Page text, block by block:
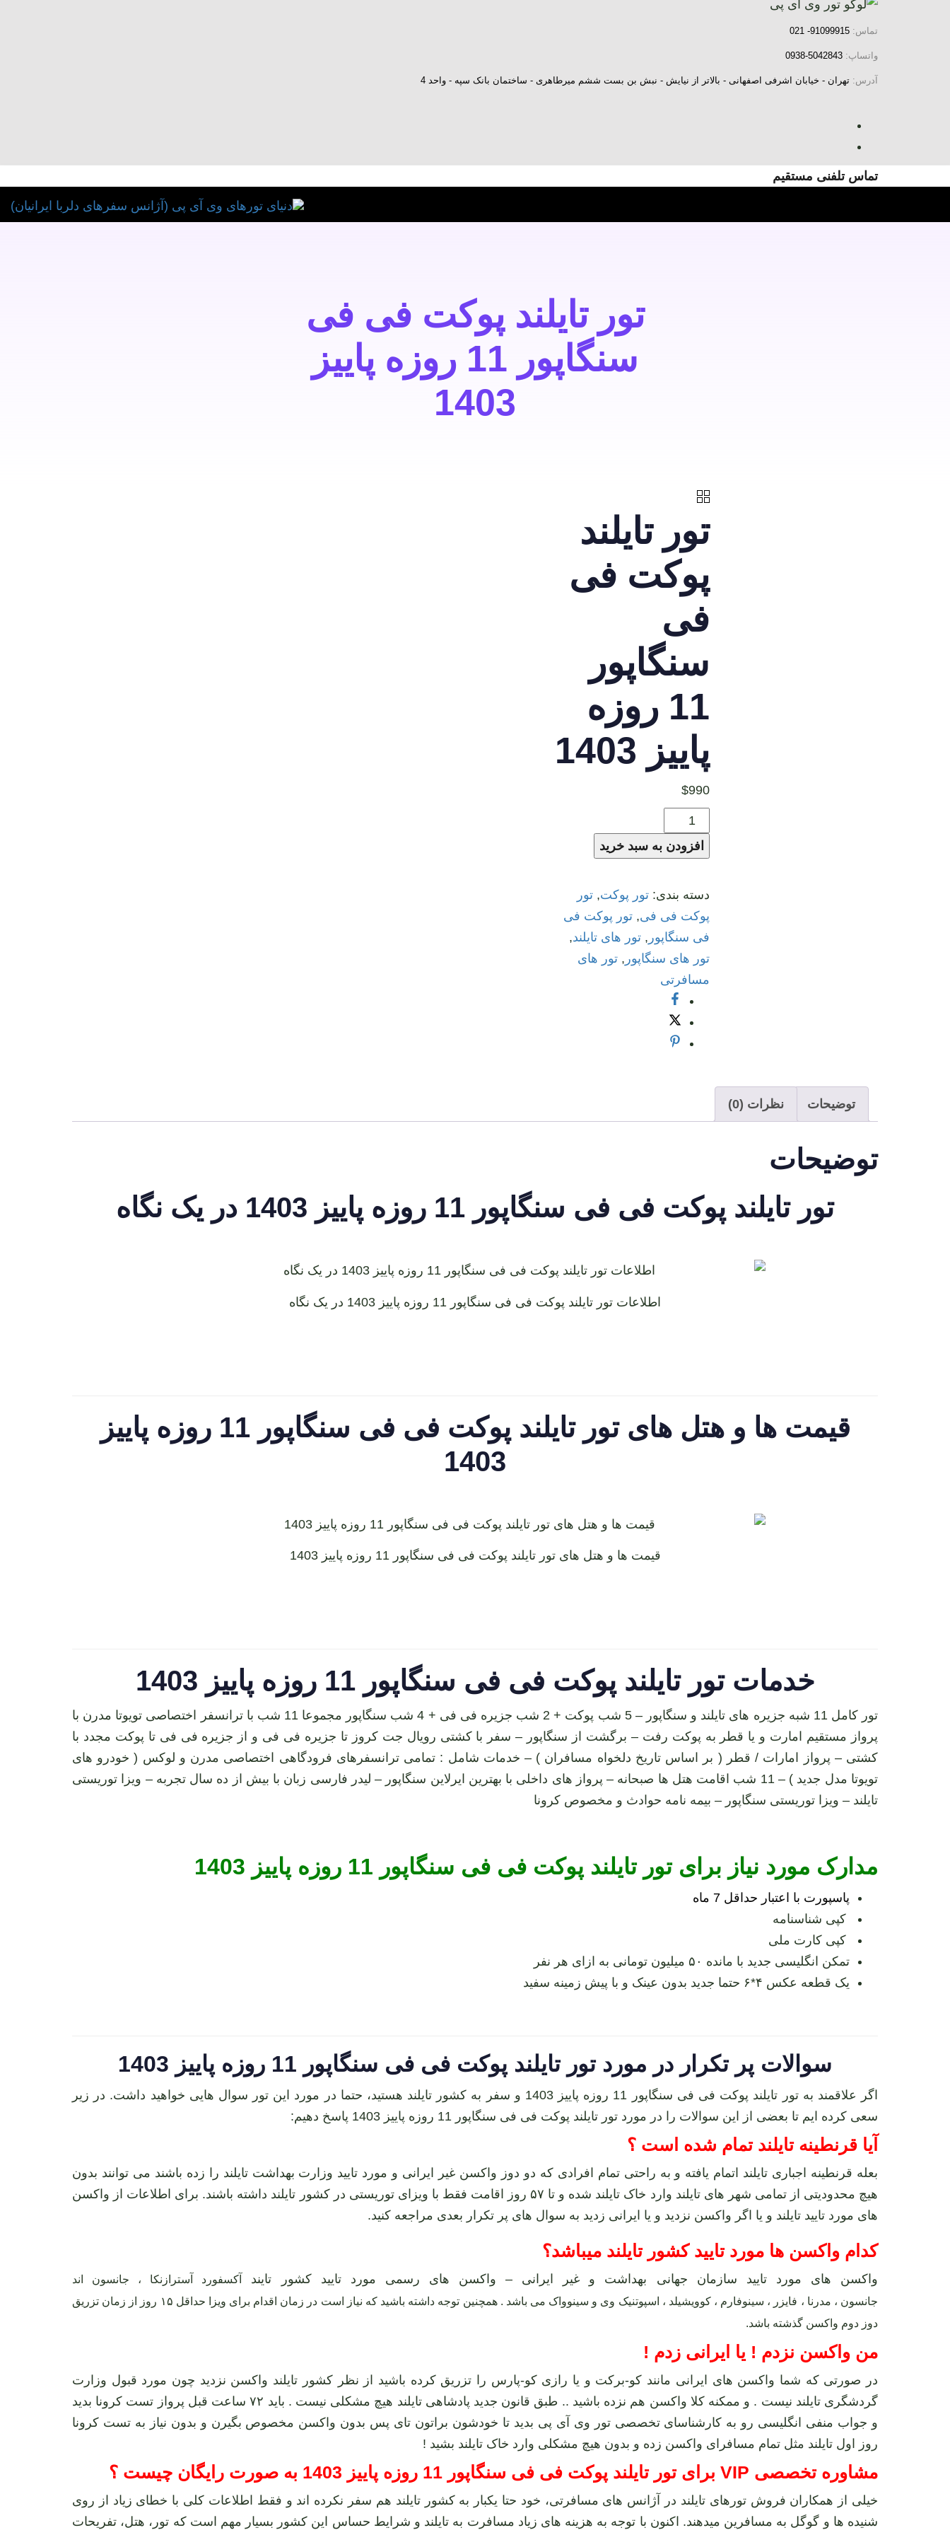
تماس: 91099915- 021
واتساپ: 5042843-0938
آدرس: تهران - خیابان اشرفی اصفهانی - بالاتر از نیایش - نبش بن بست ششم میرطاهری - ساختمان بانک سپه - واحد 4
تماس تلفنی مستقیم
تور تایلند پوکت فی فی
سنگاپور 11 روزه پاییز
1403
تور تایلند
پوکت فی
فی
سنگاپور
11 روزه
پاییز 1403
$990
تایلند
پوکت
فی
سنگاپور
11
روزه
پاییز
افزودن به سبد خرید
دسته بندی: تور پوکت, تور
پوکت فی فی, تور پوکت فی
فی سنگاپور , تور های تایلند,
تور های سنگاپور , تور های
مسافرتی
توضیحات نظرات (0)
توضیحات
تور تایلند پوکت فی فی سنگاپور 11 روزه پاییز 1403 در یک نگاه
اطلاعات تور تایلند پوکت فی فی سنگاپور 11 روزه پاییز 1403 در یک نگاه
قیمت ها و هتل های تور تایلند پوکت فی فی سنگاپور 11 روزه پاییز
1403
قیمت ها و هتل های تور تایلند پوکت فی فی سنگاپور 11 روزه پاییز 1403
خدمات تور تایلند پوکت فی فی سنگاپور 11 روزه پاییز 1403
تور کامل 11 شبه جزیره های تایلند و سنگاپور – 5 شب پوکت + 2 شب جزیره فی فی + 4 شب سنگاپور مجموعا 11 شب با ترانسفر اختصاصی تویوتا مدرن با
پرواز مستقیم امارت و یا قطر به پوکت رفت – برگشت از سنگاپور – سفر با کشتی رویال جت کروز تا جزیره فی فی و از جزیره فی فی تا پوکت مجدد با
کشتی – پرواز امارات / قطر ( بر اساس تاریخ دلخواه مسافران ) – خدمات شامل : تمامی ترانسفرهای فرودگاهی اختصاصی مدرن و لوکس ( خودرو های
تویوتا مدل جدید ) – 11 شب اقامت هتل ها صبحانه – پرواز های داخلی با بهترین ایرلاین سنگاپور – لیدر فارسی زبان با بیش از ده سال تجربه – ویزا توریستی
تایلند – ویزا توریستی سنگاپور – بیمه نامه حوادث و مخصوص کرونا
مدارک مورد نیاز برای تور تایلند پوکت فی فی سنگاپور 11 روزه پاییز 1403
پاسپورت با اعتبار حداقل 7 ماه
کپی شناسنامه
کپی کارت ملی
تمکن انگلیسی جدید با مانده ۵۰ میلیون تومانی به ازای هر نفر
یک قطعه عکس ۴*۶ حتما جدید بدون عینک و با پیش زمینه سفید
سوالات پر تکرار در مورد تور تایلند پوکت فی فی سنگاپور 11 روزه پاییز 1403
اگر علاقمند به تور تایلند پوکت فی فی سنگاپور 11 روزه پاییز 1403 و سفر به کشور تایلند هستید، حتما در مورد این تور سوال هایی خواهید داشت. در زیر
سعی کرده ایم تا بعضی از این سوالات را در مورد تور تایلند پوکت فی فی سنگاپور 11 روزه پاییز 1403 پاسخ دهیم:
آیا قرنطینه تایلند تمام شده است ؟
بعله قرنطینه اجباری تایلند اتمام یافته و به راحتی تمام افرادی که دو دوز واکسن غیر ایرانی و مورد تایید وزارت بهداشت تایلند را زده باشند می توانند بدون
هیچ محدودیتی از تمامی شهر های تایلند وارد خاک تایلند شده و تا ۵۷ روز اقامت فقط با ویزای توریستی در کشور تایلند داشته باشند. برای اطلاعات از واکسن
های مورد تایید تایلند و یا اگر واکسن نزدید و یا ایرانی زدید به سوال های پر تکرار بعدی مراجعه کنید.
کدام واکسن ها مورد تایید کشور تایلند میباشد؟
واکسن های مورد تایید سازمان جهانی بهداشت و غیر ایرانی – واکسن های رسمی مورد تایید کشور تایند آکسفورد آسترازنکا ، جانسون اند
جانسون ، مدرنا ، فایزر ، سینوفارم ،کوویشیلد ، اسپوتنیک وی و سینوواک
می باشد . همچنین توجه داشته باشید که نیاز است در زمان اقدام برای ویزا حداقل ۱۵ روز از زمان تزریق
دوز دوم واکسن گذشته باشد.
من واکسن نزدم ! یا ایرانی زدم !
در صورتی که شما واکسن های ایرانی مانند کو-برکت و یا رازی کو-پارس را تزریق کرده باشید از نظر کشور تایلند واکسن نزدید چون مورد قبول وزارت
گردشگری تایلند نیست . و ممکنه کلا واکسن هم نزده باشید .. طبق قانون جدید پادشاهی تایلند هیچ مشکلی نیست . باید ۷۲ ساعت قبل پرواز تست کرونا بدید
و جواب منفی انگلیسی رو به کارشناسای تخصصی تور وی آی پی بدید تا خودشون براتون تای پس بدون واکسن مخصوص بگیرن و بدون نیاز به تست کرونا
روز اول تایلند مثل تمام مسافرای واکسن زده و بدون هیچ مشکلی وارد خاک تایلند بشید !
مشاوره تخصصی VIP برای تور تایلند پوکت فی فی سنگاپور 11 روزه پاییز 1403 به صورت رایگان چیست ؟
خیلی از همکاران فروش تورهای تایلند در آژانس های مسافرتی، خود حتا یکبار به کشور تایلند هم سفر نکرده اند و فقط اطلاعات کلی با خطای زیاد از روی
شنیده ها و گوگل به مسافرین میدهند. اکنون با توجه به هزینه های زیاد مسافرت به تایلند و شرایط حساس این کشور بسیار مهم است که تور، هتل، تفریحات